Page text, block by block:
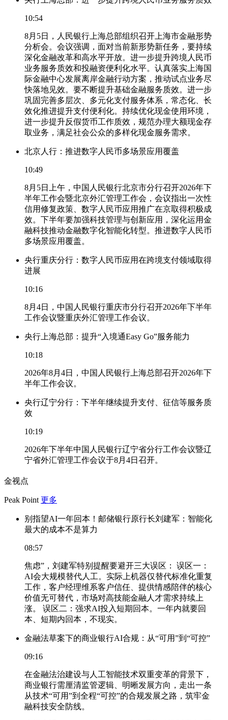
10:54
8月5日，人民银行上海总部组织召开上海市金融形势
分析会。会议强调，面对当前新形势新任务，要持续
深化金融改革和高水平开放。进一步提升跨境人民币
业务服务质效和投融资便利化水平。认真落实上海国
际金融中心发展离岸金融行动方案，推动试点业务尽
快落地见效。要不断提升基础金融服务质效。进一步
巩固完善多层次、多元化支付服务体系，常态化、长
效化推进提升支付便利化。持续优化现金使用环境，
进一步提升反假货币工作质效，规范办理大额现金存
取业务，满足社会公众的多样化现金服务需求。
北京人行：推进数字人民币多场景应用覆盖
10:49
8月5日上午，中国人民银行北京市分行召开2026年下
半年工作会暨北京外汇管理工作会，会议指出一次性
信用修复政策、数字人民币应用推广在京取得积极成
效。下半年要加强科技管理与创新应用，深化运用金
融科技推动金融数字化智能化转型。推进数字人民币
多场景应用覆盖。
央行重庆分行：数字人民币应用在跨境支付领域取得
进展
10:16
8月4日，中国人民银行重庆市分行召开2026年下半年
工作会议暨重庆外汇管理工作会议。
央行上海总部：提升“入境通Easy Go”服务能力
10:18
2026年8月4日，中国人民银行上海总部召开2026年下
半年工作会议。
央行辽宁分行：下半年继续提升支付、征信等服务质
效
10:19
2026年下半年中国人民银行辽宁省分行工作会议暨辽
宁省外汇管理工作会议于8月4日召开。
金视点
Peak Point 更多
别指望AI一年回本！邮储银行原行长刘建军：智能化
最大的成本不是算力
08:57
焦虑”，刘建军特别提醒要避开三大误区： 误区一：
AI会大规模替代人工。实际上机器仅替代标准化重复
工作，客户经理维系客户信任、提供情感陪伴的核心
价值无可替代，市场对高技能金融人才需求持续上
涨。 误区二：强求AI投入短期回本。一年内就要回
本、短期内回本，不现实。
金融法草案下的商业银行AI合规：从“可用”到“可控”
09:16
在金融法治建设与人工智能技术双重变革的背景下，
商业银行需厘清监管逻辑、明晰发展方向，走出一条
从技术“可用”到全程“可控”的合规发展之路，筑牢金
融科技安全防线。